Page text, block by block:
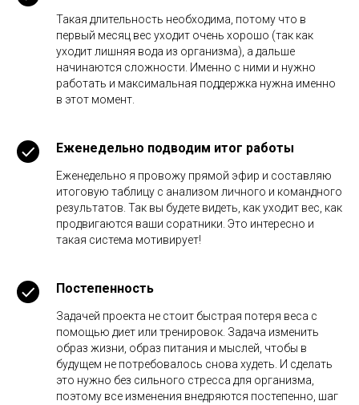
Такая длительность необходима, потому что в
первый месяц вес уходит очень хорошо (так как
уходит лишняя вода из организма), а дальше
начинаются сложности. Именно с ними и нужно
работать и максимальная поддержка нужна именно
в этот момент.
Еженедельно подводим итог работы
Еженедельно я провожу прямой эфир и составляю
итоговую таблицу с анализом личного и командного
результатов. Так вы будете видеть, как уходит вес, как
продвигаются ваши соратники. Это интересно и
такая система мотивирует!
Постепенность
Задачей проекта не стоит быстрая потеря веса с
помощью диет или тренировок. Задача изменить
образ жизни, образ питания и мыслей, чтобы в
будущем не потребовалось снова худеть. И сделать
это нужно без сильного стресса для организма,
поэтому все изменения внедряются постепенно, шаг